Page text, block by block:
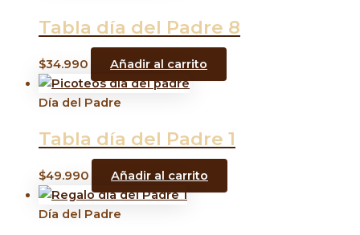
Tabla día del Padre 8
$34.990 Añadir al carrito
Día del Padre
Tabla día del Padre 1
$49.990 Añadir al carrito
Día del Padre